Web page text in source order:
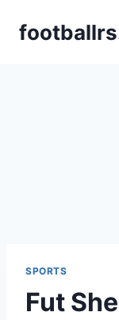
SPORTS
Fut